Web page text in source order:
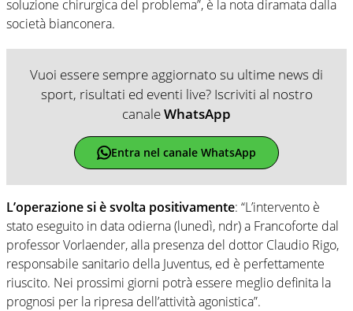
soluzione chirurgica del problema”, è la nota diramata dalla
società bianconera.
Vuoi essere sempre aggiornato su ultime news di
sport, risultati ed eventi live? Iscriviti al nostro
canaleWhatsApp
Entra nel canale WhatsApp
L’operazione si è svolta positivamente: “L’intervento è
stato eseguito in data odierna (lunedì, ndr) a Francoforte dal
professor Vorlaender, alla presenza del dottor Claudio Rigo,
responsabile sanitario della Juventus, ed è perfettamente
riuscito. Nei prossimi giorni potrà essere meglio definita la
prognosi per la ripresa dell’attività agonistica”.